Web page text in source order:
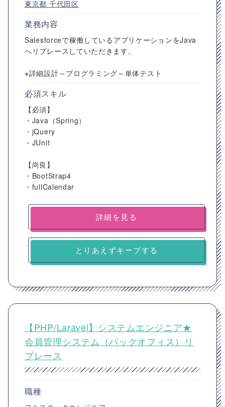
東京都 千代田区
業務内容
Salesforceで稼働しているアプリケーションをJava
へリプレースしていただきます。
※詳細設計～プログラミング～単体テスト
必須スキル
【必須】
・Java（Spring）
・jQuery
・JUnit
【尚良】
・BootStrap4
・fullCalendar
詳細を見る
とりあえずキープする
【PHP/Laravel】システムエンジニア★
会員管理システム（バックオフィス）リ
プレース
職種